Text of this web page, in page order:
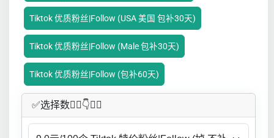
Tiktok 优质粉丝|Follow (USA 美国 包补30天)
Tiktok 优质粉丝|Follow (Male 包补30天)
Tiktok 优质粉丝|Follow (包补60天)
✅​选择数👇🏻​​👇👇🏻​​